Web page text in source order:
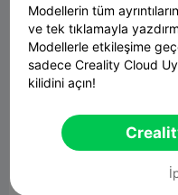
Thanks for sharing
Modellerin tüm
ve tek tıklamayla
Modellerle etkileşime
sadece Creality Cloud
kilidini açın!